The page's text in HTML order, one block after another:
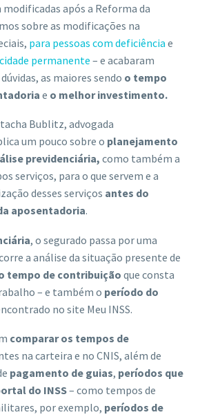
após a Reforma da
sobre as modificações na
para pessoas com deficiência e
permanente – e acabaram
as maiores sendo o tempo
e o melhor investimento.
Bublitz, advogada
um pouco sobre o planejamento
previdenciária, como também a
serviços, para o que servem e a
desses serviços antes do
aposentadoria.
, o segurado passa por uma
a análise da situação presente de
tempo de contribuição que consta
– e também o período do
no site Meu INSS.
comparar os tempos de
na carteira e no CNIS, além de
pagamento de guias, períodos que
do INSS– como tempos de
por exemplo, períodos de